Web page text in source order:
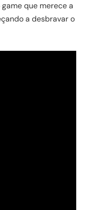
que merece a
a desbravar o